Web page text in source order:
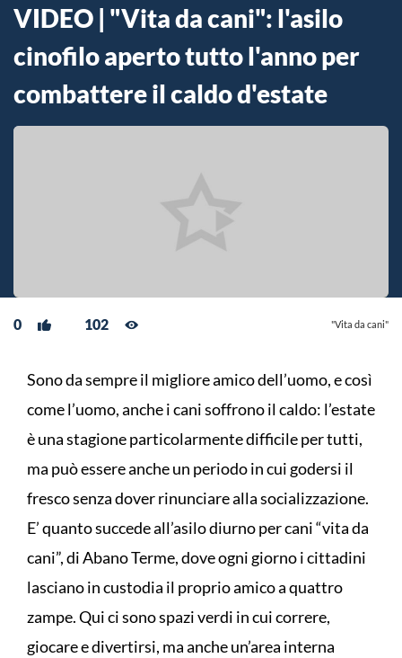
VIDEO | "Vita da cani": l'asilo
cinofilo aperto tutto l'anno per
combattere il caldo d'estate
0 102 "Vita da cani"
Sono da sempre il migliore amico dell’uomo, e così
come l’uomo, anche i cani soffrono il caldo: l’estate
è una stagione particolarmente difficile per tutti,
ma può essere anche un periodo in cui godersi il
fresco senza dover rinunciare alla socializzazione.
E’ quanto succede all’asilo diurno per cani “vita da
cani”, di Abano Terme, dove ogni giorno i cittadini
lasciano in custodia il proprio amico a quattro
zampe. Qui ci sono spazi verdi in cui correre,
giocare e divertirsi, ma anche un’area interna